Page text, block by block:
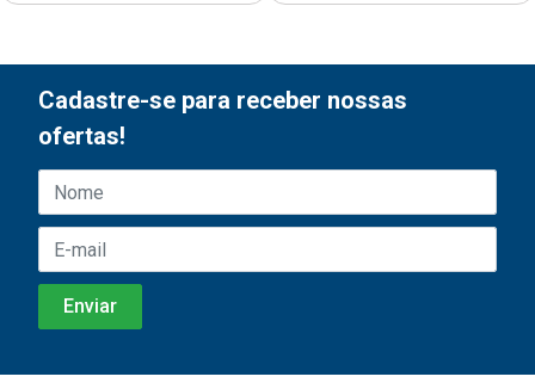
Cadastre-se para receber nossas
ofertas!